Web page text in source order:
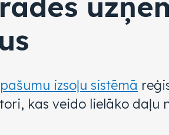
izsoļu sistēmā
kas veido lielāko daļu